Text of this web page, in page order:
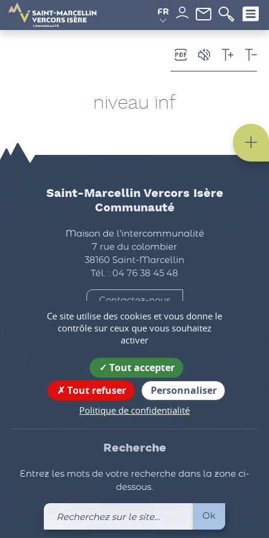
FR
niveau inf
Saint-Marcellin Vercors Isère
Communauté
Maison de l'intercommunalité
7 rue du colombier
38160 Saint-Marcellin
Tél. : 04 76 38 45 48
Contactez-nous
Horaires d'ouverture
Suivez nous !
Recherche
Entrez les mots de votre recherche dans la zone ci-
dessous.
Recherchez
sur
Ok
Panneau de gestion des cookies
Ce site utilise des cookies et vous donne le
contrôle sur ceux que vous souhaitez
activer
Tout accepter
Tout refuser
Personnaliser
Politique de confidentialité